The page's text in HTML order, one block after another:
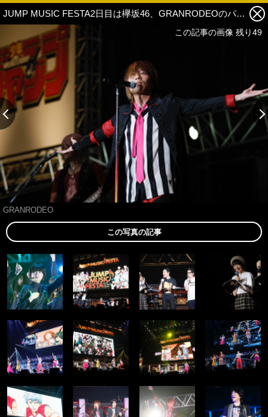
JUMP MUSIC FESTA2日目は欅坂46、GRANRODEOのパフォーマンスにファン熱狂！ライブレポート 14枚目の写真・画像
GRANRODEO
この写真の記事
この記事の画像 残り49